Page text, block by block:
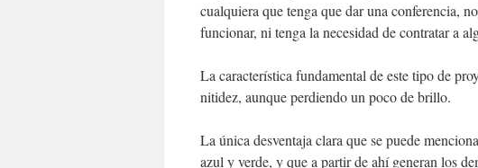
cualquiera que tenga que dar una conferencia,
funcionar, ni tenga la necesidad de contratar a
La característica fundamental de este tipo de
nitidez, aunque perdiendo un poco de brillo.
La única desventaja clara que se puede
azul y verde, y que a partir de ahí generan los